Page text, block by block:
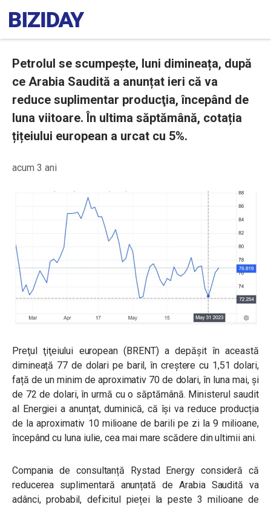
Petrolul se scumpește, luni dimineața, după
ce Arabia Saudită a anunțat ieri că va
reduce suplimentar producţia, începând de
luna viitoare. În ultima săptămână, cotația
țițeiului european a urcat cu 5%.
acum 3 ani
Preţul ţiţeiului european (BRENT) a depășit în această
dimineață 77 de dolari pe baril, în creștere cu 1,51 dolari,
față de un minim de aproximativ 70 de dolari, în luna mai, şi
de 72 de dolari, în urmă cu o săptămână. Ministerul saudit
al Energiei a anunțat, duminică, că îşi va reduce producția
de la aproximativ 10 milioane de barili pe zi la 9 milioane,
începând cu luna iulie, cea mai mare scădere din ultimii ani.
Compania de consultanță Rystad Energy consideră că
reducerea suplimentară anunțată de Arabia Saudită va
adânci, probabil, deficitul pieței la peste 3 milioane de